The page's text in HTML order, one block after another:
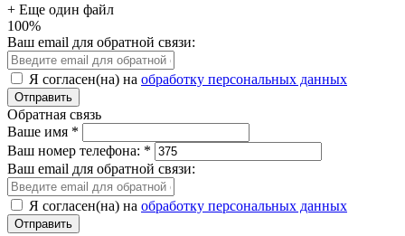
+ Еще один файл
100%
Ваш email для обратной связи:
Я согласен(на) на обработку персональных данных
Обратная связь
Ваше имя *
Ваш номер телефона: *
Ваш email для обратной связи:
Я согласен(на) на обработку персональных данных